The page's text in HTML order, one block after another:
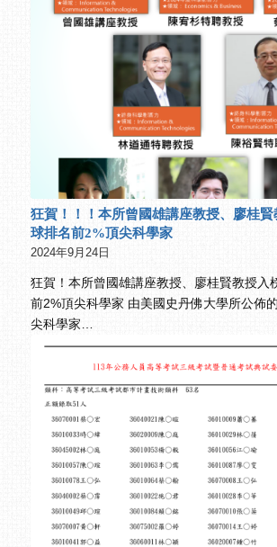
狂賀！！！本所曾國雄講座教授、廖桂賢
球排名前2%頂尖科學家
2024年9月24日
狂賀！本所曾國雄講座教授、廖桂賢教授入
前2%頂尖科學家 由美國史丹佛大學所公佈
尖科學家…